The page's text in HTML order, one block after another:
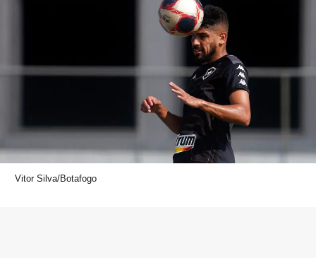
Vitor Silva/Botafogo